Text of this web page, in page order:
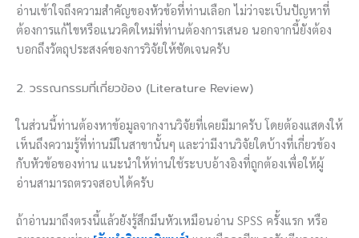
อ่านเข้าใจถึงความสำคัญของหัวข้อที่ท่านเลือก ไม่ว่าจะเป็นปัญหาที่
ต้องการแก้ไขหรือแนวคิดใหม่ที่ท่านต้องการเสนอ นอกจากนี้ยังต้อง
บอกถึงวัตถุประสงค์ของการวิจัยให้ชัดเจนครับ
2. วรรณกรรมที่เกี่ยวข้อง (Literature Review)
ในส่วนนี้ท่านต้องหาข้อมูลจากงานวิจัยที่เคยมีมาครับ โดยต้องแสดงให้
เห็นถึงความรู้ที่ท่านมีในสาขานั้นๆ และว่ามีงานวิจัยใดบ้างที่เกี่ยวข้อง
กับหัวข้อของท่าน แนะนำให้ท่านใช้ระบบอ้างอิงที่ถูกต้องเพื่อให้ผู้
อ่านสามารถตรวจสอบได้ครับ
ถ้าอ่านมาถึงตรงนี้แล้วยังรู้สึกมึนหัวเหมือนอ่าน SPSS ครั้งแรก หรือ